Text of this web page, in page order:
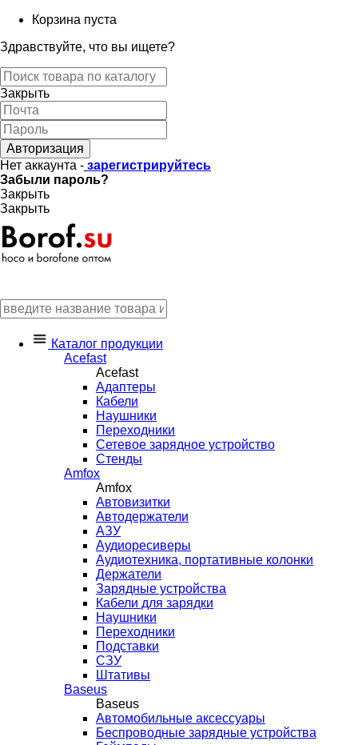
Корзина пуста
Здравствуйте, что вы ищете?
Закрыть
Авторизация
Нет аккаунта - зарегистрируйтесь
Забыли пароль?
Закрыть
Закрыть
Каталог продукции
Acefast
Acefast
Адаптеры
Кабели
Наушники
Переходники
Сетевое зарядное устройство
Стенды
Amfox
Amfox
Автовизитки
Автодержатели
АЗУ
Аудиоресиверы
Аудиотехника, портативные колонки
Держатели
Зарядные устройства
Кабели для зарядки
Наушники
Переходники
Подставки
СЗУ
Штативы
Baseus
Baseus
Автомобильные аксессуары
Беспроводные зарядные устройства